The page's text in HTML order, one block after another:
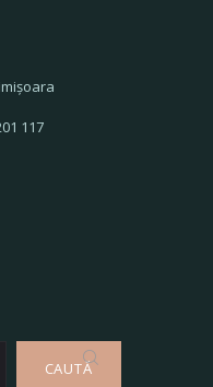
117
CAUTĂ